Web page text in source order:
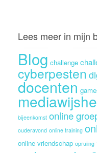
Lees meer in mijn
Blog challenge
cyberpesten
docenten
bijeenkomst online
ouderavond online training
online vriendschap opruiing